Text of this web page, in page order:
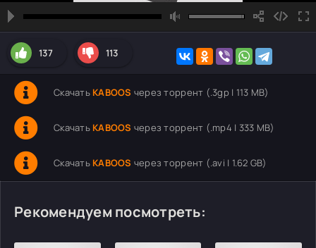
137 113
Скачать KABOOS через торрент (.3gp | 113 MB)
Скачать KABOOS через торрент (.mp4 | 333 MB)
Скачать KABOOS через торрент (.avi | 1.62 GB)
Рекомендуем посмотреть: